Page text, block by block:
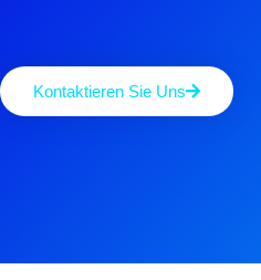
Kontaktieren Sie Uns